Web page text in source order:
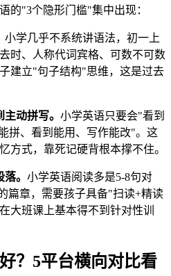
的"3个隐形门槛"集中出现：
小学几乎不系统讲语法，初一上
时、人称代词宾格、可数不可数
建立"句子结构"思维，这是过去
动拼写。 小学英语只要会"看到
拼、看到能用、写作能改"。这
方式，靠死记硬背根本撑不住。
。 小学英语阅读多是5-8句对
篇章，需要孩子具备"扫读+精读
大班课上基本得不到针对性训
？5平台横向对比看